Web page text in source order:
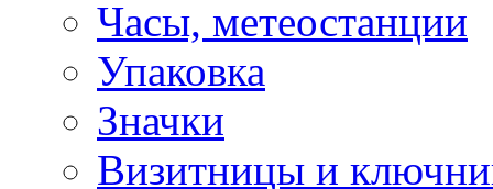
Часы, метеостанции
Упаковка
Значки
Визитницы и